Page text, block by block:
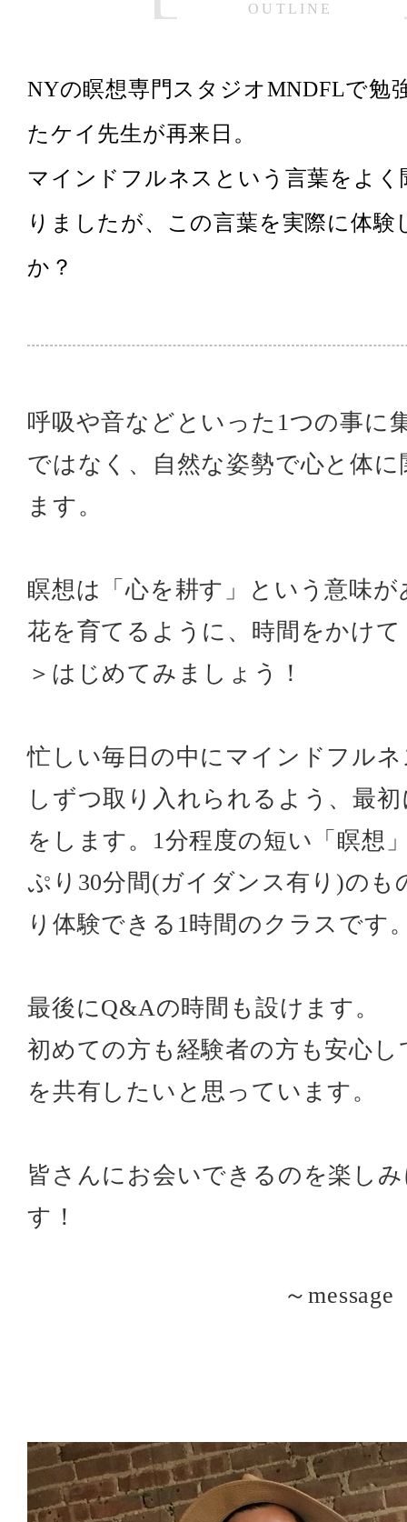
OUTLINE
NYの瞑想専門スタジオMNDFLで勉
たケイ先生が再来日。
マインドフルネスという言葉をよ
りましたが、この言葉を実際に体験
か？
呼吸や音などといった1つの事に
ではなく、自然な姿勢で心と体
ます。
瞑想は「心を耕す」という意味が
花を育てるように、時間をかけ
＞はじめてみましょう！
忙しい毎日の中にマインドフル
しずつ取り入れられるよう、最
をします。1分程度の短い「瞑想
ぷり30分間(ガイダンス有り)のも
り体験できる1時間のクラスです
最後にQ&Aの時間も設けます。
初めての方も経験者の方も安心し
を共有したいと思っています。
皆さんにお会いできるのを楽し
す！
～